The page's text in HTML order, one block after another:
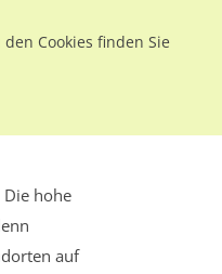
Die hohe
auf
Cookies finden Sie